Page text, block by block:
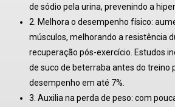
de sódio pela urina, prevenindo a
2. Melhora o desempenho físico:
músculos, melhorando a resistência
recuperação pós-exercício . Estudos
de suco de beterraba antes do treino
desempenho em até 7%
3. Auxilia na perda de peso: com